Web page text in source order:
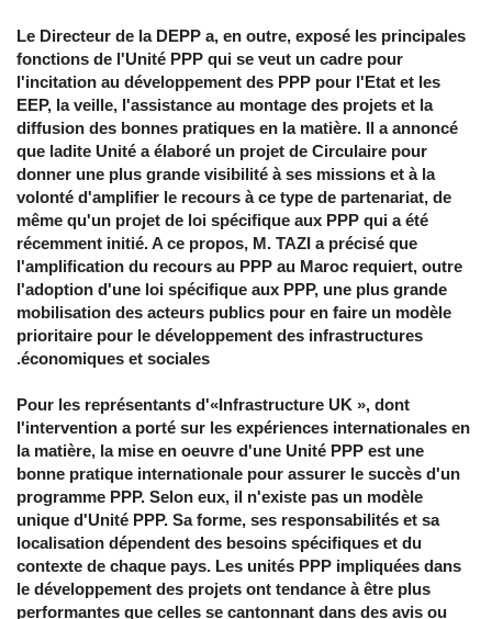
Le Directeur de la DEPP a, en outre, exposé les principales
fonctions de l'Unité PPP qui se veut un cadre pour
l'incitation au développement des PPP pour l'Etat et les
EEP, la veille, l'assistance au montage des projets et la
diffusion des bonnes pratiques en la matière. Il a annoncé
que ladite Unité a élaboré un projet de Circulaire pour
donner une plus grande visibilité à ses missions et à la
volonté d'amplifier le recours à ce type de partenariat, de
même qu'un projet de loi spécifique aux PPP qui a été
récemment initié. A ce propos, M. TAZI a précisé que
l'amplification du recours au PPP au Maroc requiert, outre
l'adoption d'une loi spécifique aux PPP, une plus grande
mobilisation des acteurs publics pour en faire un modèle
prioritaire pour le développement des infrastructures
économiques et sociales.
Pour les représentants d'«Infrastructure UK », dont
l'intervention a porté sur les expériences internationales en
la matière, la mise en oeuvre d'une Unité PPP est une
bonne pratique internationale pour assurer le succès d'un
programme PPP. Selon eux, il n'existe pas un modèle
unique d'Unité PPP. Sa forme, ses responsabilités et sa
localisation dépendent des besoins spécifiques et du
contexte de chaque pays. Les unités PPP impliquées dans
le développement des projets ont tendance à être plus
performantes que celles se cantonnant dans des avis ou